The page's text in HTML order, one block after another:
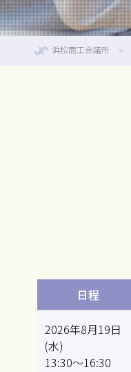
浜松商工会議所
日程
2026年8月19日
(水)
13:30～16:30